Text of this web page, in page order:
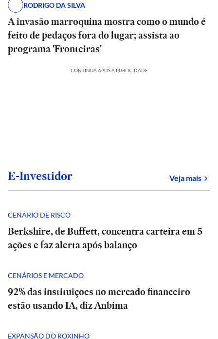
RODRIGO DA SILVA
A invasão marroquina mostra como o mundo é
feito de pedaços fora do lugar; assista ao
programa 'Fronteiras'
CONTINUA APÓS A PUBLICIDADE
E-Investidor Veja mais
CENÁRIO DE RISCO
Berkshire, de Buffett, concentra carteira em 5
ações e faz alerta após balanço
CENÁRIOS E MERCADO
92% das instituições no mercado financeiro
estão usando IA, diz Anbima
EXPANSÃO DO ROXINHO